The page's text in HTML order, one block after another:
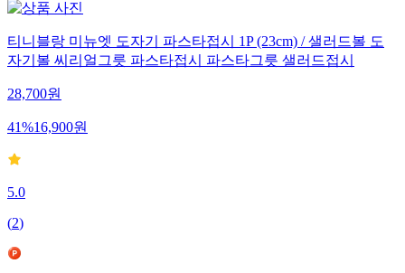
티니블랑 미뉴엣 도자기 파스타접시 1P (23cm) / 샐러드볼 도
자기볼 씨리얼그릇 파스타접시 파스타그릇 샐러드접시
28,700원
41%16,900원
5.0
(2)